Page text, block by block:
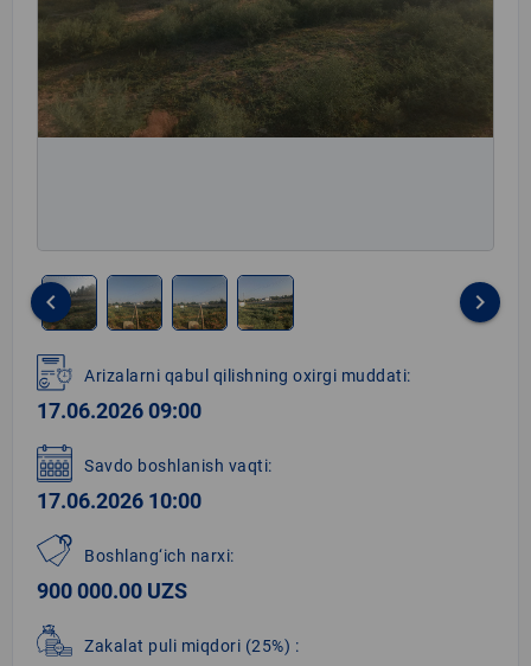
1
of
4
keyboard_arrow_left keyboard_arrow_right
Arizalarni qabul qilishning oxirgi muddati:
17.06.2026 09:00
Savdo boshlanish vaqti:
17.06.2026 10:00
Boshlang‘ich narxi:
900 000.00 UZS
Zakalat puli miqdori (25%) :